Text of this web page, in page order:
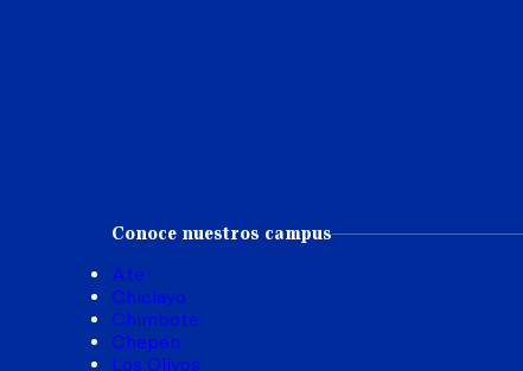
Conoce nuestros campus
Ate
Chiclayo
Chimbote
Chepén
Los Olivos